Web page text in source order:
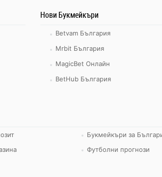
Нови Букмейкъри
Betvam България
Mrbit България
MagicBet Онлайн
BetHub България
Букмейкъри за
Футболни прогнози